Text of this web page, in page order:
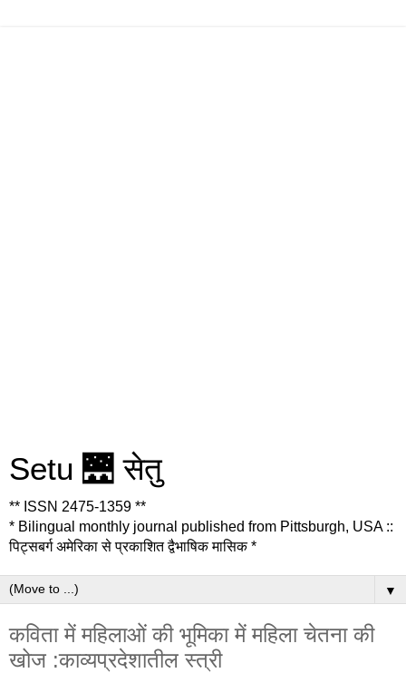
Setu 🌉 सेतु
** ISSN 2475-1359 **
* Bilingual monthly journal published from Pittsburgh, USA ::
पिट्सबर्ग अमेरिका से प्रकाशित द्वैभाषिक मासिक *
▼
कविता में महिलाओं की भूमिका में महिला चेतना की
खोज :काव्यप्रदेशातील स्त्री